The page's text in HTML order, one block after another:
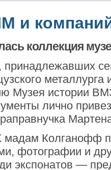
и
коллекция
принадлежавших
металлурга
Музея истории
лично
Колганофф
фотографии и
экспонатов —